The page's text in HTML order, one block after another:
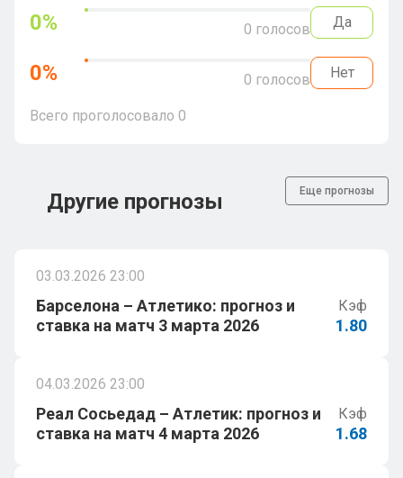
0% 0 голосов Да
0% 0 голосов Нет
Всего проголосовало 0
Другие прогнозы Еще прогнозы
03.03.2026 23:00
Барселона – Атлетико: прогноз и
ставка на матч 3 марта 2026
Кэф
1.80
04.03.2026 23:00
Реал Сосьедад – Атлетик: прогноз и
ставка на матч 4 марта 2026
Кэф
1.68